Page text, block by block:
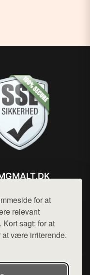
for at
relevant
sagt: for at
at være irriterende.
hej@want.dk
og privatlivspolitik